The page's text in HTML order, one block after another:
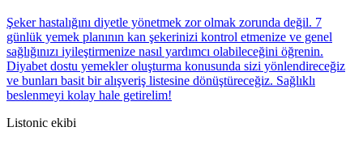
Şeker hastalığını diyetle yönetmek zor olmak zorunda değil. 7
günlük yemek planının kan şekerinizi kontrol etmenize ve genel
sağlığınızı iyileştirmenize nasıl yardımcı olabileceğini öğrenin.
Diyabet dostu yemekler oluşturma konusunda sizi yönlendireceğiz
ve bunları basit bir alışveriş listesine dönüştüreceğiz. Sağlıklı
beslenmeyi kolay hale getirelim!
Listonic ekibi